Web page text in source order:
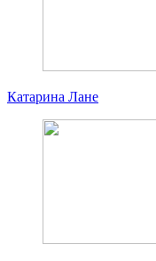
Катарина Лане